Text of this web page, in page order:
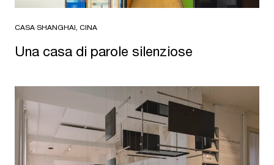
CASA·SHANGHAI, CINA
Una casa di parole silenziose